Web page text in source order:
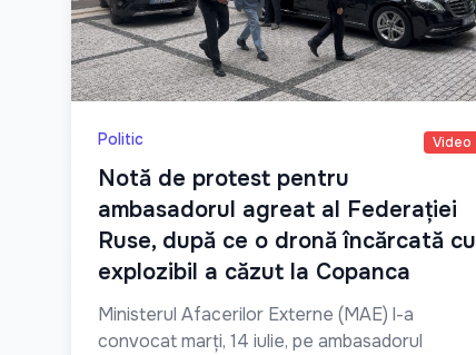
Politic Video
Notă de protest pentru
ambasadorul agreat al Federației
Ruse, după ce o dronă încărcată cu
explozibil a căzut la Copanca
Ministerul Afacerilor Externe (MAE) l-a
convocat marți, 14 iulie, pe ambasadorul